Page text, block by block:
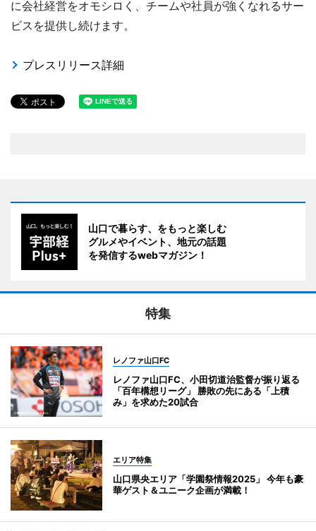
に会社経営をオモシロく、チームや社員が強くなれるサー
ビスを提供し続けます。
プレスリリース詳細
山口で暮らす、をもっと楽しむ
グルメやイベント、地元の話題
を発信するwebマガジン！
特集
レノファ山口FC
レノファ山口FC、小田切道治監督が振り返る
「百年構想リーグ」 勝敗の先にある「上積
み」を求めた20試合
エリア特集
山口県央エリア「学園祭情報2025」 今年も豪
華ゲスト＆ユニーク企画が満載！